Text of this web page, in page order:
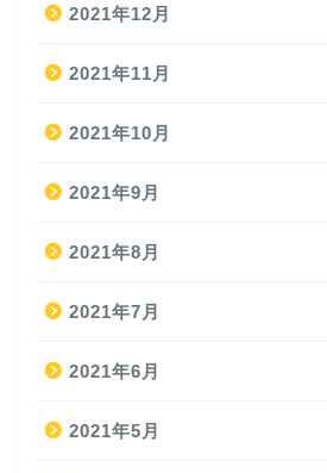
2021年12月
2021年11月
2021年10月
2021年9月
2021年8月
2021年7月
2021年6月
2021年5月